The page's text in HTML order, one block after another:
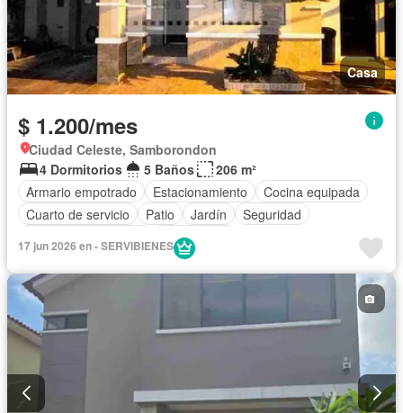
Casa
$ 1.200/mes
Ciudad Celeste, Samborondon
4 Dormitorios
5 Baños
206 m²
Armario empotrado
Estacionamiento
Cocina equipada
Cuarto de servicio
Patio Jardín
Seguridad
Sin amoblar
17 jun 2026 en - SERVIBIENES